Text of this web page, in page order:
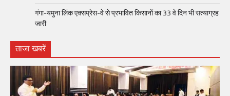
गंगा-यमुना लिंक एक्सप्रेस-वे से प्रभावित किसानों का 33 वे दिन भी सत्याग्रह
जारी
ताजा खबरें